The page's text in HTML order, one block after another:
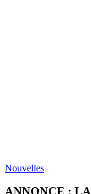
Nouvelles